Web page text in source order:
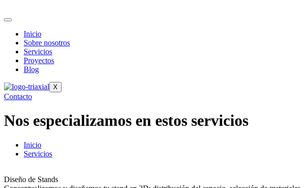
Inicio
Sobre nosotros
Servicios
Proyectos
Blog
X
Contacto
Nos especializamos en estos servicios
Inicio
Servicios
Diseño de Stands